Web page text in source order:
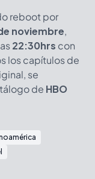
reboot por
noviembre,
22:30hrs con
los capítulos de
se
de HBO